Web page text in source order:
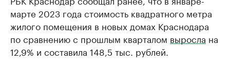
марте 2023 года стоимость квадратного метра
жилого помещения в новых домах Краснодара
по сравнению с прошлым кварталом выросла на
12,9% и составила 148,5 тыс. рублей.